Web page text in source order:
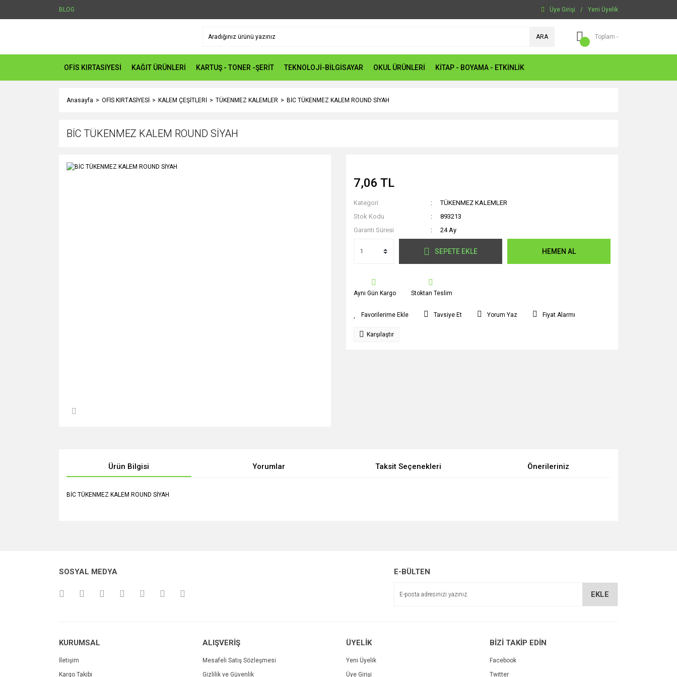
BLOG Üye Girişi / Yeni Üyelik
ARA Toplam -
OFİS KIRTASİYESİ KAĞIT ÜRÜNLERİ KARTUŞ - TONER -ŞERİT TEKNOLOJİ-BİLGİSAYAR OKUL ÜRÜNLERİ KİTAP - BOYAMA - ETKİNLİK
Anasayfa OFİS KIRTASİYESİ KALEM ÇEŞİTLERİ TÜKENMEZ KALEMLER BİC TÜKENMEZ KALEM ROUND SİYAH
BİC TÜKENMEZ KALEM ROUND SİYAH
7,06 TL
Kategori
TÜKENMEZ KALEMLER
Stok Kodu
893213
Garanti Süresi
24 Ay
SEPETE EKLE HEMEN AL
Aynı Gün Kargo Stoktan Teslim
Tavsiye Et Yorum Yaz Fiyat Alarmı
Karşılaştır
Ürün Bilgisi Yorumlar Taksit Seçenekleri Önerileriniz
BİC TÜKENMEZ KALEM ROUND SİYAH
Ürün açıklamasında eksik bilgiler bulunuyor.
SOSYAL MEDYA E-BÜLTEN
EKLE
KURUMSAL
İletişim
Kargo Takibi
ALIŞVERİŞ
Mesafeli Satış Sözleşmesi
Gizlilik ve Güvenlik
ÜYELİK
Yeni Üyelik
Üye Girişi
BİZİ TAKİP EDİN
Facebook
Twitter